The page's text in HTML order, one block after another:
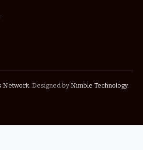
Network. Designed by Nimble Technology.